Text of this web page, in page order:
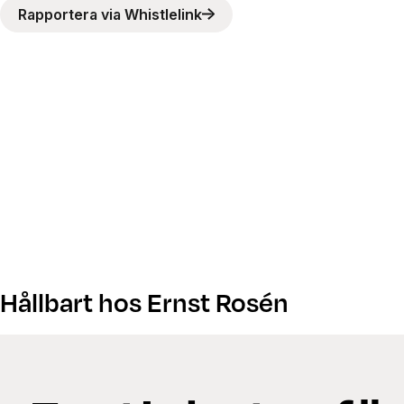
Rapportera via Whistlelink
Hållbart hos Ernst Rosén